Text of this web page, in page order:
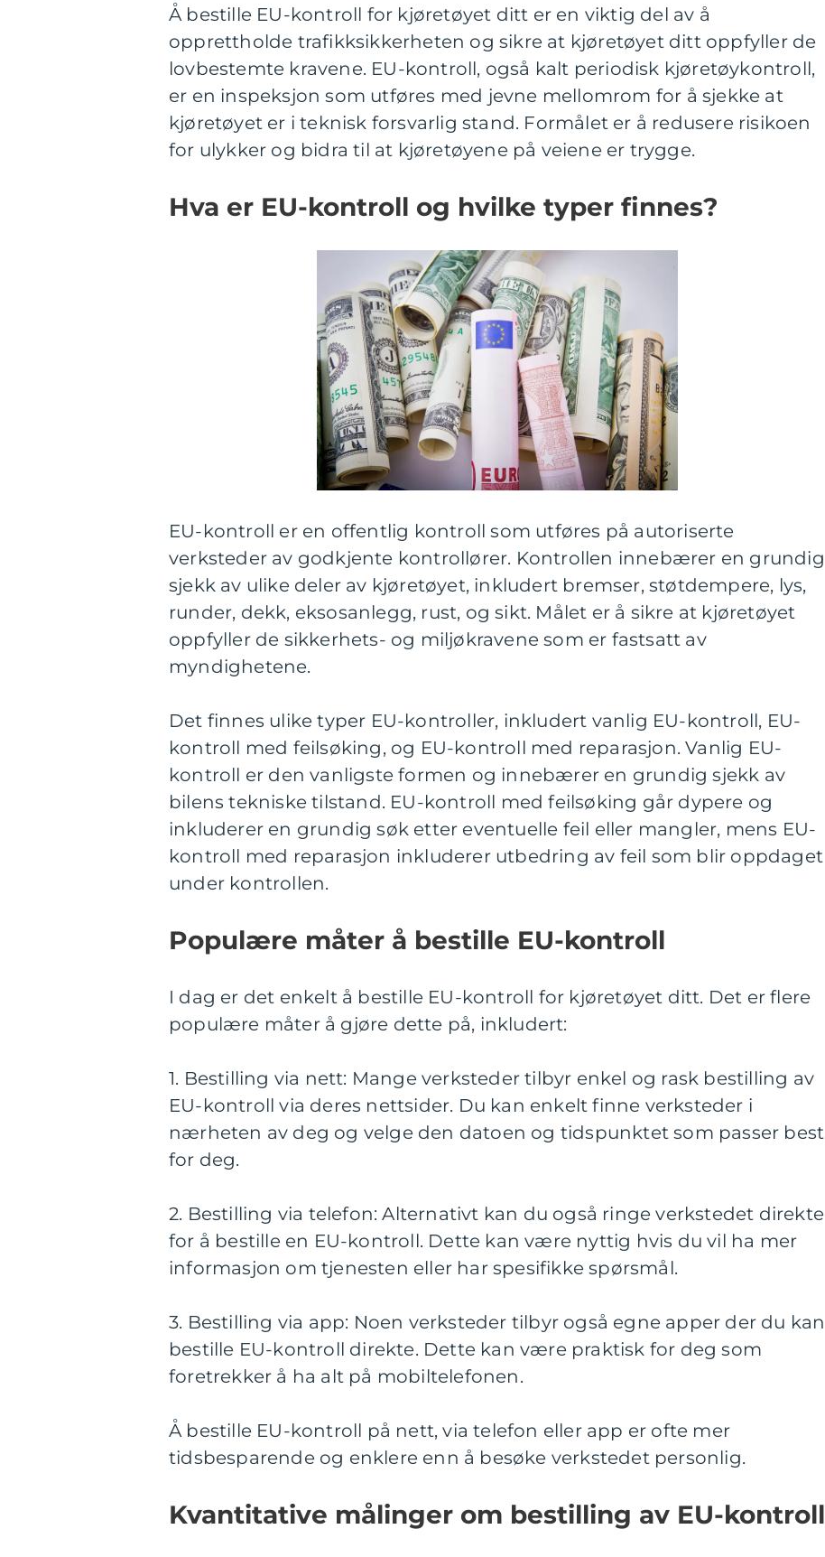
Å bestille EU-kontroll for kjøretøyet ditt er en viktig del av å
opprettholde trafikksikkerheten og sikre at kjøretøyet ditt oppfyller de
lovbestemte kravene. EU-kontroll, også kalt periodisk kjøretøykontroll,
er en inspeksjon som utføres med jevne mellomrom for å sjekke at
kjøretøyet er i teknisk forsvarlig stand. Formålet er å redusere risikoen
for ulykker og bidra til at kjøretøyene på veiene er trygge.
Hva er EU-kontroll og hvilke typer finnes?
EU-kontroll er en offentlig kontroll som utføres på autoriserte
verksteder av godkjente kontrollører. Kontrollen innebærer en grundig
sjekk av ulike deler av kjøretøyet, inkludert bremser, støtdempere, lys,
runder, dekk, eksosanlegg, rust, og sikt. Målet er å sikre at kjøretøyet
oppfyller de sikkerhets- og miljøkravene som er fastsatt av
myndighetene.
Det finnes ulike typer EU-kontroller, inkludert vanlig EU-kontroll, EU-
kontroll med feilsøking, og EU-kontroll med reparasjon. Vanlig EU-
kontroll er den vanligste formen og innebærer en grundig sjekk av
bilens tekniske tilstand. EU-kontroll med feilsøking går dypere og
inkluderer en grundig søk etter eventuelle feil eller mangler, mens EU-
kontroll med reparasjon inkluderer utbedring av feil som blir oppdaget
under kontrollen.
Populære måter å bestille EU-kontroll
I dag er det enkelt å bestille EU-kontroll for kjøretøyet ditt. Det er flere
populære måter å gjøre dette på, inkludert:
1. Bestilling via nett: Mange verksteder tilbyr enkel og rask bestilling av
EU-kontroll via deres nettsider. Du kan enkelt finne verksteder i
nærheten av deg og velge den datoen og tidspunktet som passer best
for deg.
2. Bestilling via telefon: Alternativt kan du også ringe verkstedet direkte
for å bestille en EU-kontroll. Dette kan være nyttig hvis du vil ha mer
informasjon om tjenesten eller har spesifikke spørsmål.
3. Bestilling via app: Noen verksteder tilbyr også egne apper der du kan
bestille EU-kontroll direkte. Dette kan være praktisk for deg som
foretrekker å ha alt på mobiltelefonen.
Å bestille EU-kontroll på nett, via telefon eller app er ofte mer
tidsbesparende og enklere enn å besøke verkstedet personlig.
Kvantitative målinger om bestilling av EU-kontroll